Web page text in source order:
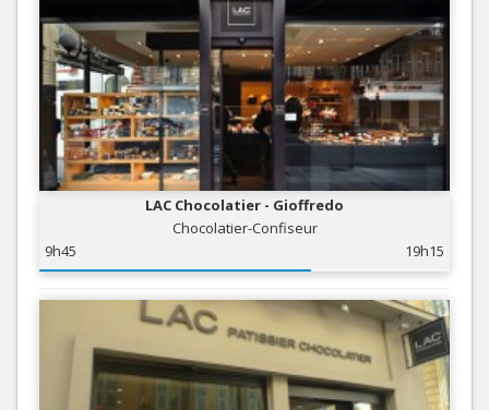
LAC Chocolatier - Gioffredo
Chocolatier-Confiseur
9h45
19h15